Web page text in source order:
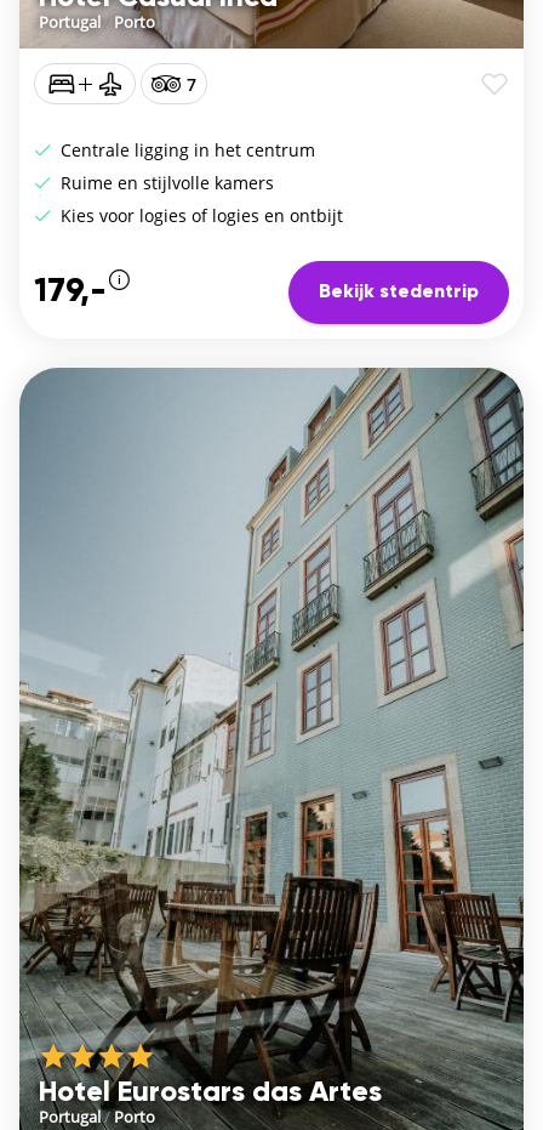
Portugal/ Porto
7
Centrale ligging in het centrum
Ruime en stijlvolle kamers
Kies voor logies of logies en ontbijt
179,- Bekijk stedentrip
Hotel Eurostars das Artes
Portugal/Porto